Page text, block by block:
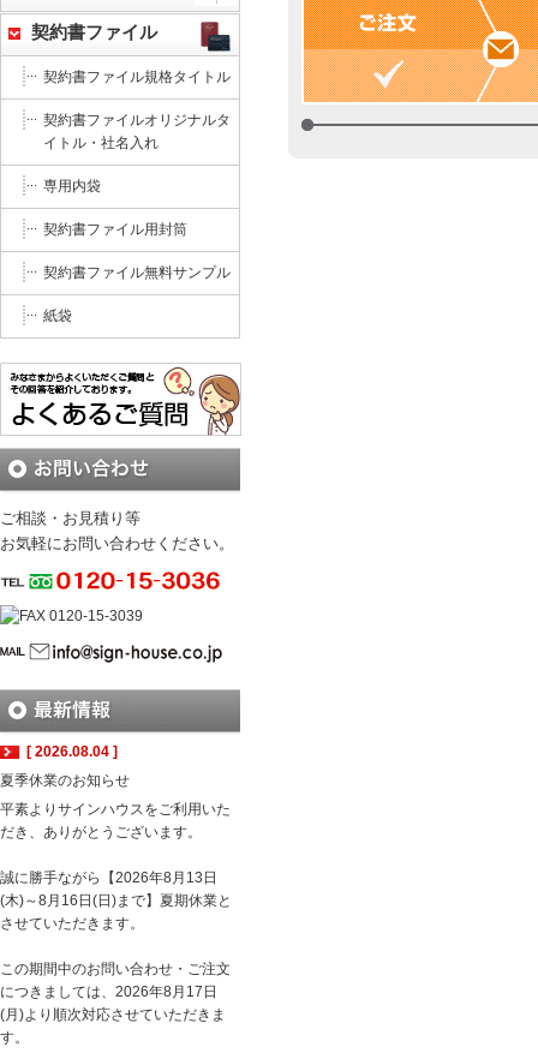
契約書ファイル
契約書ファイル規格タイトル
契約書ファイルオリジナルタ
イトル・社名入れ
専用内袋
契約書ファイル用封筒
契約書ファイル無料サンプル
紙袋
ご相談・お見積り等
お気軽にお問い合わせください。
[ 2026.08.04 ]
夏季休業のお知らせ
平素よりサインハウスをご利用いた
だき、ありがとうございます。
誠に勝手ながら【2026年8月13日
(木)～8月16日(日)まで】夏期休業と
させていただきます。
この期間中のお問い合わせ・ご注文
につきましては、2026年8月17日
(月)より順次対応させていただきま
す。